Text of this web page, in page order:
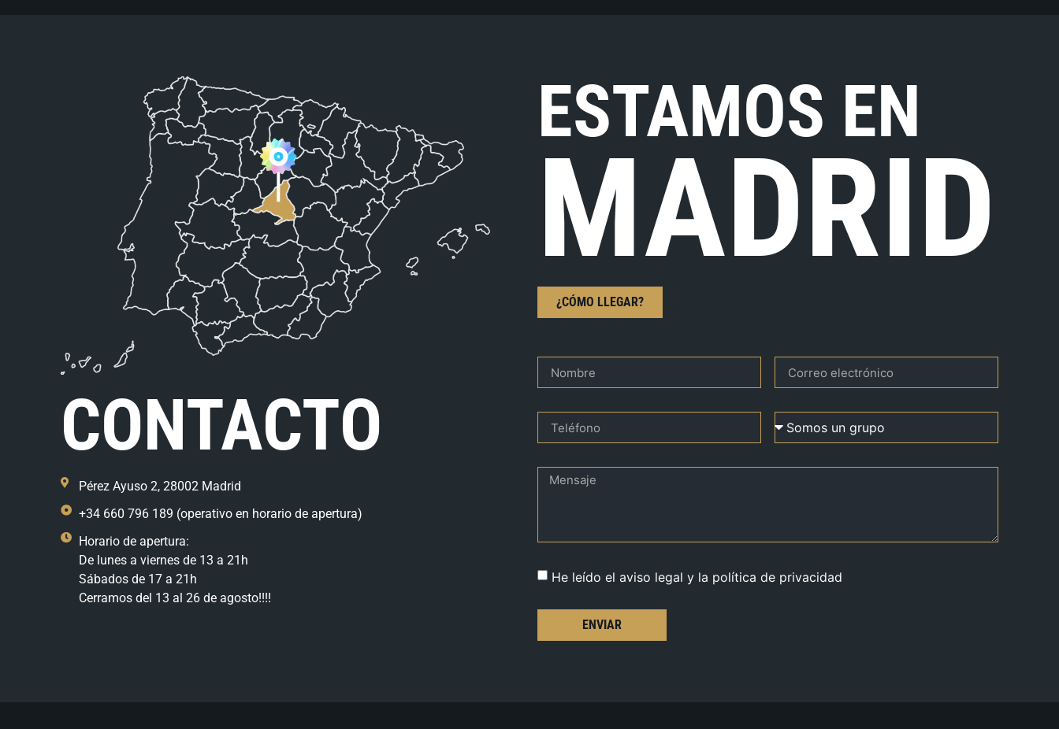
CONTACTO
Pérez Ayuso 2, 28002 Madrid
+34 660 796 189 (operativo en horario de apertura)
Horario de apertura:
De lunes a viernes de 13 a 21h
Sábados de 17 a 21h
Cerramos del 13 al 26 de agosto!!!!
ESTAMOS EN
MADRID
¿CÓMO LLEGAR?
He leído el aviso legal y la política de privacidad
ENVIAR